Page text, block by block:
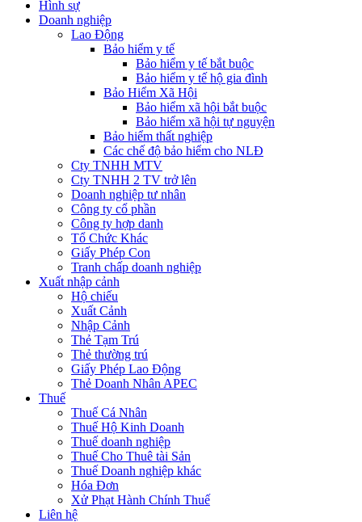
Hình sự
Doanh nghiệp
Lao Động
Bảo hiểm y tế
Bảo hiểm y tế bắt buộc
Bảo hiểm y tế hộ gia đình
Bảo Hiểm Xã Hội
Bảo hiểm xã hội bắt buộc
Bảo hiểm xã hội tự nguyện
Bảo hiểm thất nghiệp
Các chế độ bảo hiểm cho NLĐ
Cty TNHH MTV
Cty TNHH 2 TV trở lên
Doanh nghiệp tư nhân
Công ty cổ phần
Công ty hợp danh
Tổ Chức Khác
Giấy Phép Con
Tranh chấp doanh nghiệp
Xuất nhập cảnh
Hộ chiếu
Xuất Cảnh
Nhập Cảnh
Thẻ Tạm Trú
Thẻ thường trú
Giấy Phép Lao Động
Thẻ Doanh Nhân APEC
Thuế
Thuế Cá Nhân
Thuế Hộ Kinh Doanh
Thuế doanh nghiệp
Thuế Cho Thuê tài Sản
Thuế Doanh nghiệp khác
Hóa Đơn
Xử Phạt Hành Chính Thuế
Liên hệ